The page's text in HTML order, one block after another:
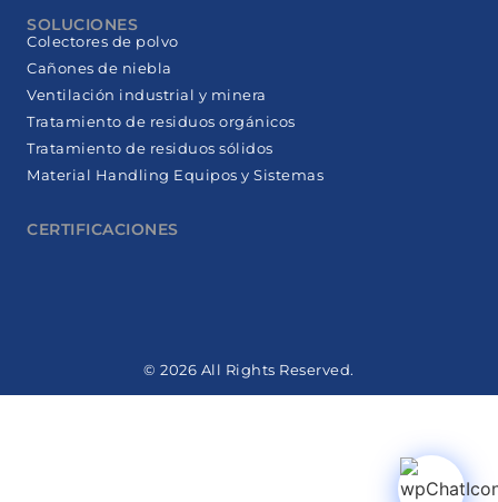
SOLUCIONES
Colectores de polvo
Cañones de niebla
Ventilación industrial y minera
Tratamiento de residuos orgánicos
Tratamiento de residuos sólidos
Material Handling Equipos y Sistemas
CERTIFICACIONES
© 2026 All Rights Reserved.